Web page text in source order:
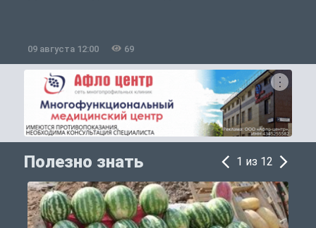
09 августа 12:00 69
Полезно знать 1 из 12